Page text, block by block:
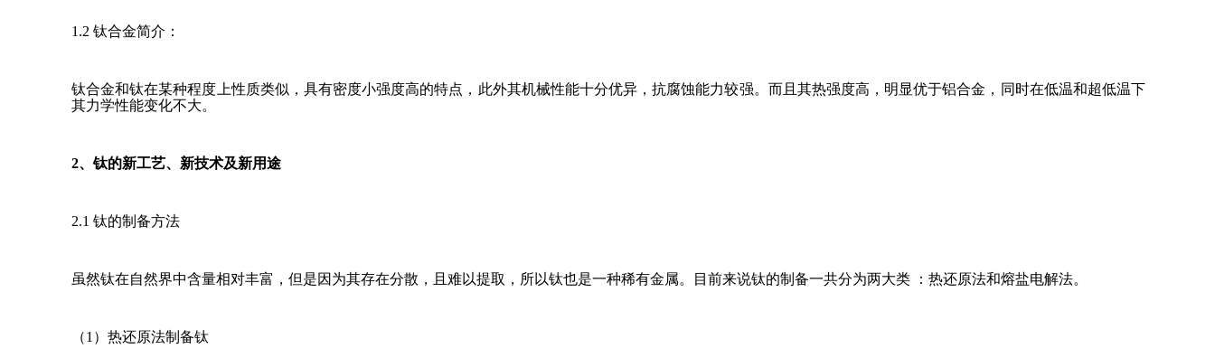
1.2 钛合金简介：
钛合金和钛在某种程度上性质类似，具有密度小强度高的特点，此外其机械性能十分优异，抗腐蚀能力较强。而且其热强度高，明显优于铝合金，同时在低温和超低温下
其力学性能变化不大。
2、钛的新工艺、新技术及新用途
2.1 钛的制备方法
虽然钛在自然界中含量相对丰富，但是因为其存在分散，且难以提取，所以钛也是一种稀有金属。目前来说钛的制备一共分为两大类 ：热还原法和熔盐电解法。
（1）热还原法制备钛